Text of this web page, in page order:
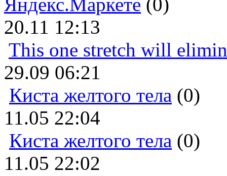
Яндекс.Маркете (0)
20.11 12:13
This one stretch will
29.09 06:21
Киста желтого тела (0)
11.05 22:04
Киста желтого тела (0)
11.05 22:02